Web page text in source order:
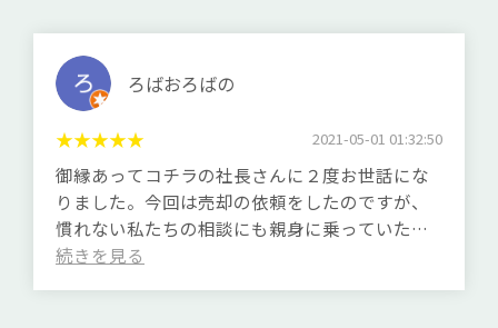
ろばおろばの
2021-05-01 01:32:50
御縁あってコチラの社長さんに２度お世話にな
りました。今回は売却の依頼をしたのですが、
慣れない私たちの相談にも親身に乗っていただ
き、大変気持ちの良いお取引をさせていただき